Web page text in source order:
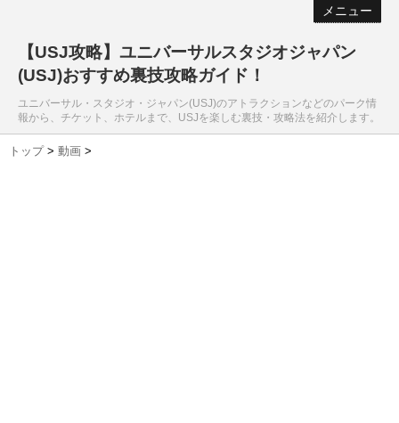
メニュー
【USJ攻略】ユニバーサルスタジオジャパン
(USJ)おすすめ裏技攻略ガイド！
ユニバーサル・スタジオ・ジャパン(USJ)のアトラクションなどのパーク情
報から、チケット、ホテルまで、USJを楽しむ裏技・攻略法を紹介します。
トップ > 動画 >